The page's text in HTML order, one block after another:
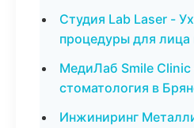
Студия Lab Laser -
процедуры для лица
МедиЛаб Smile Clinic
стоматология в
Инжиниринг